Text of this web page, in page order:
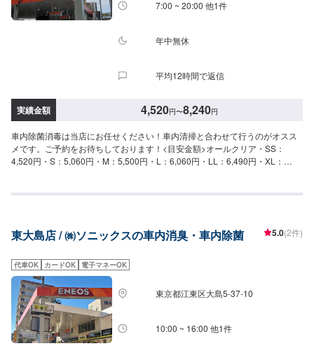
7:00 ~ 20:00 他1件
年中無休
平均12時間で返信
実績金額 4,520円〜8,240円
車内除菌消毒は当店にお任せください！車内清掃と合わせて行うのがオスス
メです。ご予約をお待ちしております！<目安金額>オールクリア・SS：
4,520円・S：5,060円・M：5,500円・L：6,060円・LL：6,490円・XL：
板金、車検、オイル交換、タイヤ交換等、全て承ります！レンタカーも多く
東大島店 / ㈱ソニックスの車内消臭・車内除菌 5.0(2件)
代車OK カードOK 電子マネーOK
東京都江東区大島5-37-10
10:00 ~ 16:00 他1件